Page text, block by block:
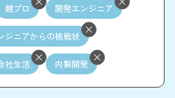
競プロ 開発エンジニア
ジニアからの挑戦状
社生活 内製開発